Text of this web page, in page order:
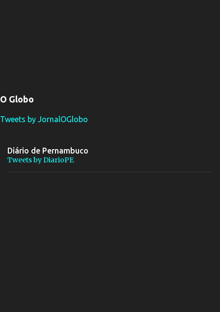
O Globo
Tweets by JornalOGlobo
Diário de Pernambuco
Tweets by DiarioPE